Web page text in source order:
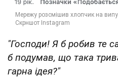
"Господи! Я б робив те
б подумав, що така
гарна ідея?"